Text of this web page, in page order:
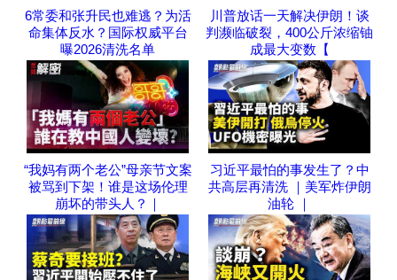
6常委和张升民也难逃？为活
命集体反水？国际权威平台
曝2026清洗名单
川普放话一天解决伊朗！谈
判濒临破裂，400公斤浓缩铀
成最大变数【
“我妈有两个老公”母亲节文案
被骂到下架！谁是这场伦理
崩坏的带头人？｜
习近平最怕的事发生了？中
共高层再清洗 ｜美军炸伊朗
油轮 ｜